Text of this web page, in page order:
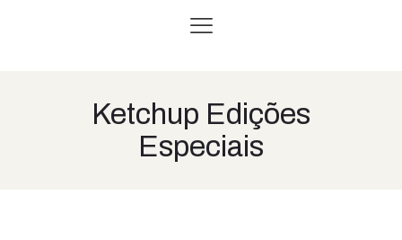
Ketchup Edições
Especiais